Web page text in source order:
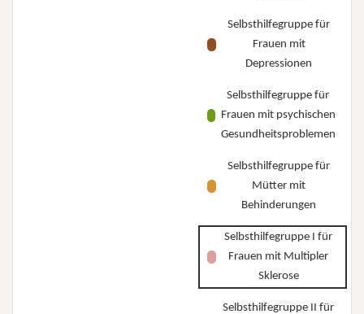
Selbsthilfegruppe für
Frauen mit
Depressionen
Selbsthilfegruppe für
Frauen mit psychischen
Gesundheitsproblemen
Selbsthilfegruppe für
Mütter mit
Behinderungen
Selbsthilfegruppe I für
Frauen mit Multipler
Sklerose
Selbsthilfegruppe II für